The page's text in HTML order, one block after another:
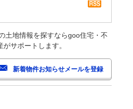
土地情報を探すならgoo住宅・不
サポートします。